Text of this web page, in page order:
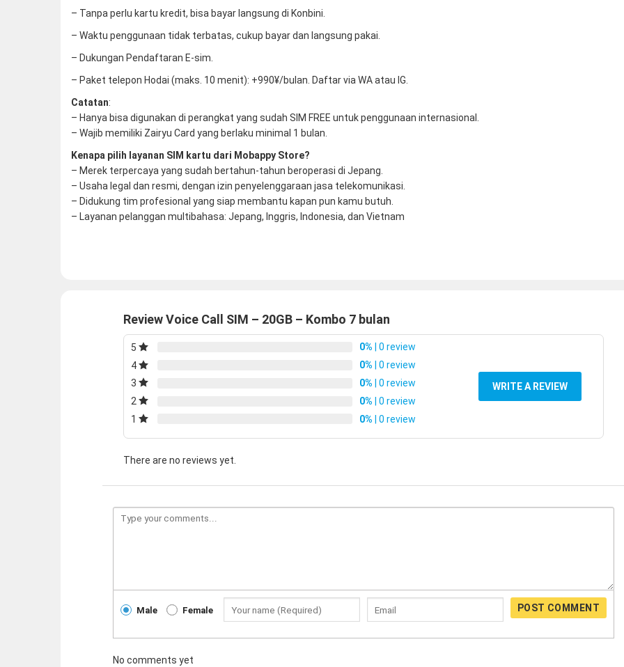
– Tanpa perlu kartu kredit, bisa bayar langsung di Konbini.
– Waktu penggunaan tidak terbatas, cukup bayar dan langsung pakai.
– Dukungan Pendaftaran E-sim.
– Paket telepon Hodai (maks. 10 menit): +990¥/bulan. Daftar via WA atau IG.
Catatan:
– Hanya bisa digunakan di perangkat yang sudah SIM FREE untuk penggunaan internasional.
– Wajib memiliki Zairyu Card yang berlaku minimal 1 bulan.
Kenapa pilih layanan SIM kartu dari Mobappy Store?
– Merek terpercaya yang sudah bertahun-tahun beroperasi di Jepang.
– Usaha legal dan resmi, dengan izin penyelenggaraan jasa telekomunikasi.
– Didukung tim profesional yang siap membantu kapan pun kamu butuh.
– Layanan pelanggan multibahasa: Jepang, Inggris, Indonesia, dan Vietnam
Review Voice Call SIM – 20GB – Kombo 7 bulan
5 0% | 0 review
4
0% | 0 review
3
0% | 0 review
2
0% | 0 review
1
0% | 0 review
WRITE A REVIEW
There are no reviews yet.
Male Female POST COMMENT
No comments yet